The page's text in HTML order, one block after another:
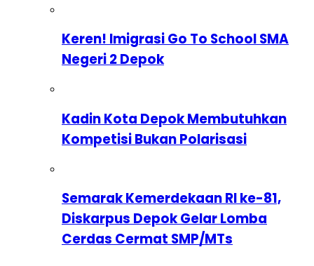
Keren! Imigrasi Go To School SMA
Negeri 2 Depok
Kadin Kota Depok Membutuhkan
Kompetisi Bukan Polarisasi
Semarak Kemerdekaan RI ke-81,
Diskarpus Depok Gelar Lomba
Cerdas Cermat SMP/MTs